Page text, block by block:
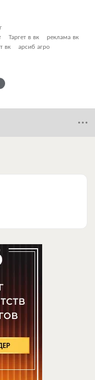
Таргет в вк
реклама вк
вк арсиб агро